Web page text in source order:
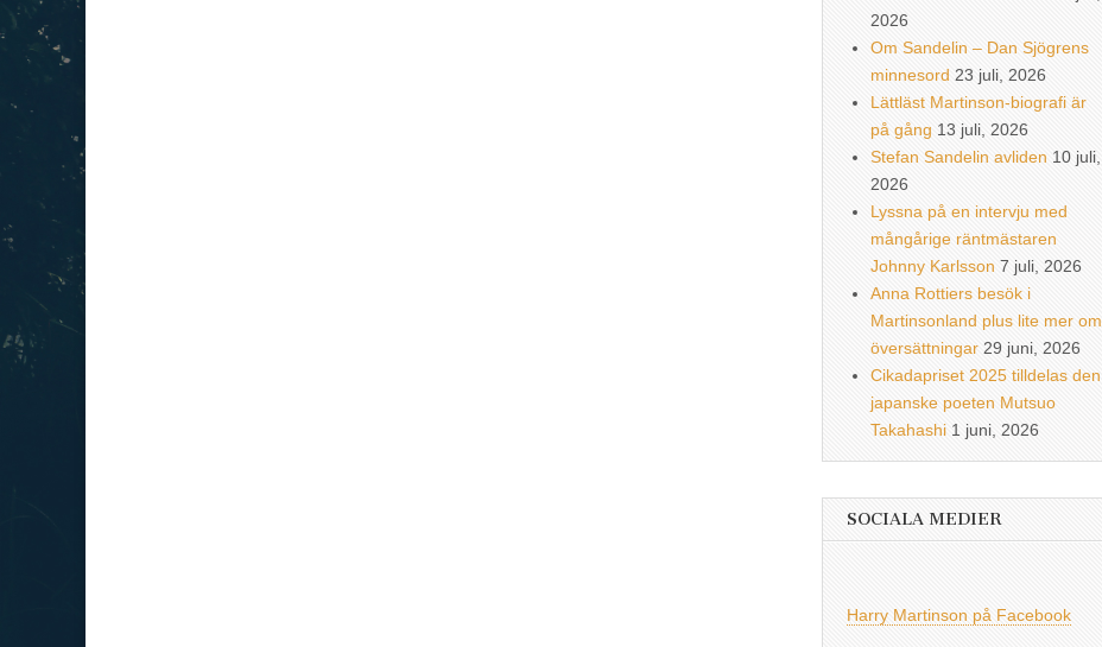
2026
Om Sandelin – Dan Sjögrens
minnesord 23 juli, 2026
Lättläst Martinson-biografi är
på gång 13 juli, 2026
Stefan Sandelin avliden 10 juli,
2026
Lyssna på en intervju med
mångårige räntmästaren
Johnny Karlsson 7 juli, 2026
Anna Rottiers besök i
Martinsonland plus lite mer om
översättningar 29 juni, 2026
Cikadapriset 2025 tilldelas den
japanske poeten Mutsuo
Takahashi 1 juni, 2026
SOCIALA MEDIER
Harry Martinson på Facebook